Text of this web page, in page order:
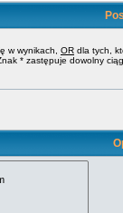
w wynikach, OR dla tych,
* zastępuje dowolny